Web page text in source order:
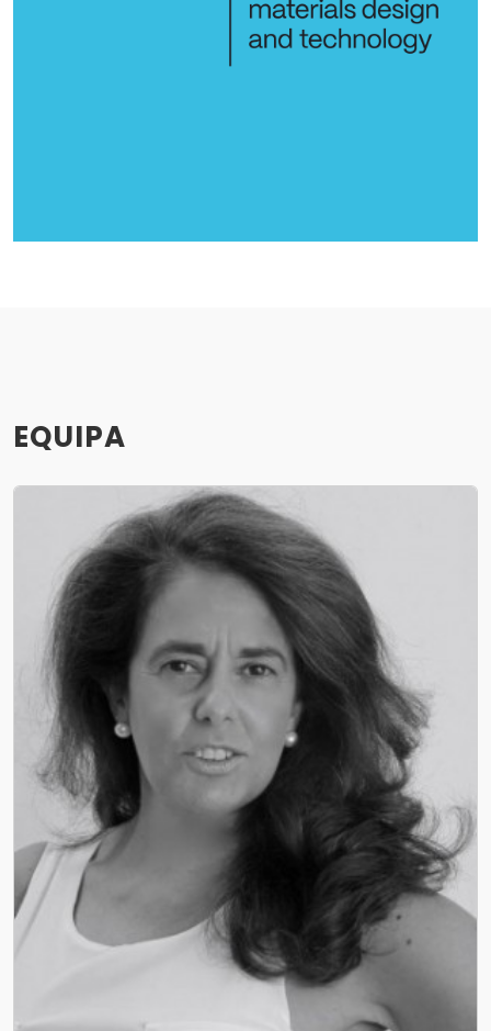
EQUIPA